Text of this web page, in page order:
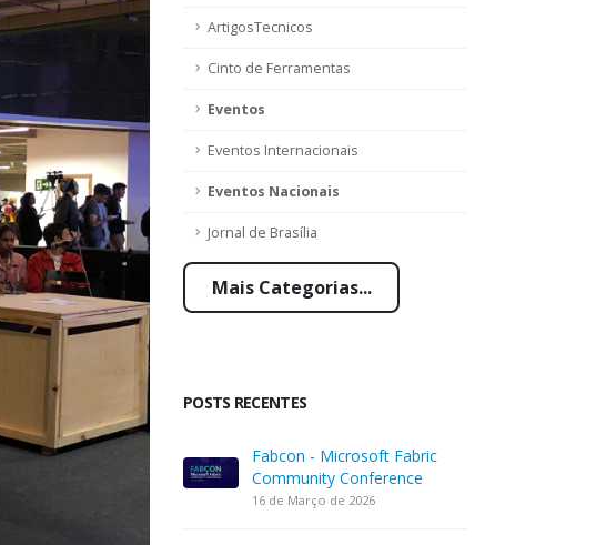
ArtigosTecnicos
Cinto de Ferramentas
Eventos
Eventos Internacionais
Eventos Nacionais
Jornal de Brasília
Mais Categorias...
POSTS RECENTES
Fabcon - Microsoft Fabric
Community Conference
16 de Março de 2026